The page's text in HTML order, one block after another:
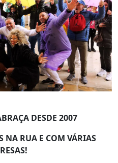
DESDE 2007
NA RUA E COM VÁRIAS